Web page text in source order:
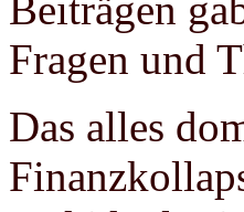
Beiträgen
Fragen und
Das alles